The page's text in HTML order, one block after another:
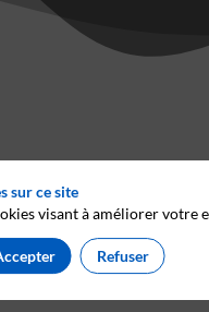
SUR SEINE
sur ce site
visant à améliorer votre
Refuser